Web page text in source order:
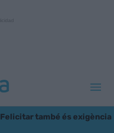
Felicitar també és exigència